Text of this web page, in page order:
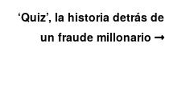
‘Quiz’, la historia detrás de
un fraude millonario